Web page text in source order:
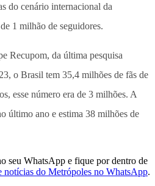
do cenário internacional da
1 milhão de seguidores.
Recupom, da última pesquisa
o Brasil tem 35,4 milhões de fãs de
esse número era de 3 milhões. A
último ano e estima 38 milhões de
seu WhatsApp e fique por dentro de
notícias do Metrópoles no WhatsApp.